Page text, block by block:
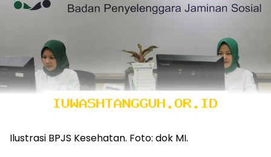
Ilustrasi BPJS Kesehatan. Foto: dok MI.